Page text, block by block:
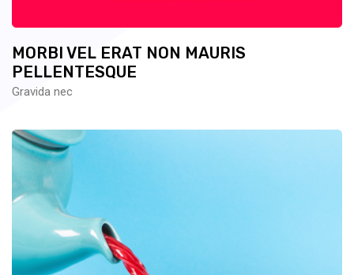
MORBI VEL ERAT NON MAURIS
PELLENTESQUE
Gravida nec